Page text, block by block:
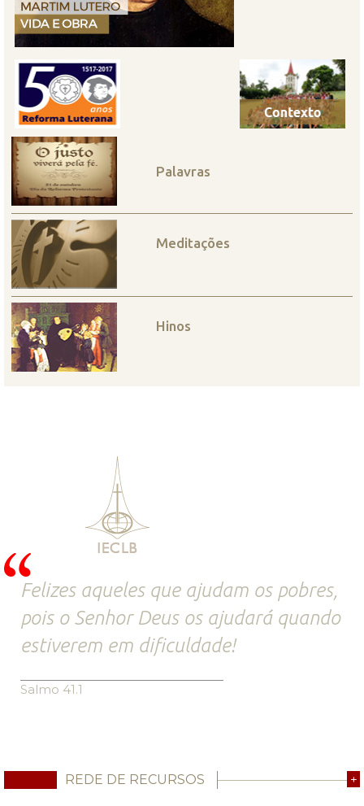
Palavras
Meditações
Hinos
Felizes aqueles que ajudam os pobres,
pois o Senhor Deus os ajudará quando
estiverem em dificuldade!
Salmo 41.1
REDE DE RECURSOS +